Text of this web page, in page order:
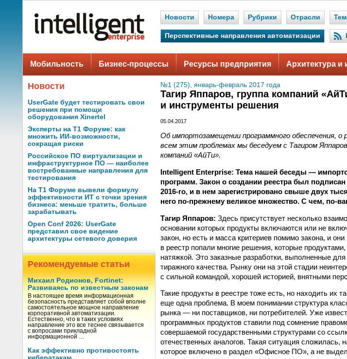
Новости Номера Рубрики Отрасли
Перспективные направления автоматизации
Мобильность Бизнес-процессы Ресурсы предприятия Архитектура и
Новости
UserGate будет тестировать свои
решения при помощи
оборудования Xinertel
Эксперты на Т1 Форуме: как
множить ИИ-возможности,
сокращая риски
Российское ПО виртуализации и
инфраструктурное ПО — наиболее
востребованные направления для
тестирования
На Т1 Форуме вывели формулу
эффективности ИТ с точки зрения
бизнеса: меньше тратить, больше
зарабатывать
Open Conf 2026: UserGate
представил свое видение
архитектуры сетевого доверия
Рекомендуемые статьи
Михаил Родионов, Fortinet:
Развиваясь по известным законам
В настоящее время информационная
безопасность представляет собой вполне
самостоятельное мощное направление
корпоративной автоматизации.
Естественно, что в таких условиях
направление это все теснее связывается
с вопросами прикладной
информационной …
Как эффективно противостоять
№1 (275), январь-февраль 2017 года
Тагир Яппаров, группа компаний
и инструменты решения
05.04.2017
Об импортозамещении программного обеспечения,
всем этим проблемах мы беседуем с Тагиром
компаний «АйТи».
Intelligent Enterprise: Тема нашей беседы —
программ. Закон о создании ре­естра был
2016-го, и в нем зарегистрировано свыше двух
него по-прежнему великое множество. С чем, по-
Тагир Яппаров: Здесь присутствует несколько
основании которых продукты включаются или не
закон, но есть и масса критериев помимо закона, и
в реестр попали многие решения, которые
натяжкой. Это заказные разработки, выполненные
тиражного качества. Рынку они на этой стадии
с сильной командой, хорошей историей, внятными
Такие продукты в реестре тоже есть, но находить их
еще одна проблема. В моем понимании структура
рынка — ни поставщиков, ни потребителей. Уже
программных продуктов ставили под сомнение
совершаемой государственными структурами со
отечественных аналогов. Такая ситуация
которое включено в раздел «Офисное ПО», а не